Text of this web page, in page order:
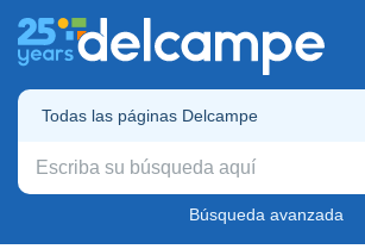
Todas las páginas Delcampe
Búsqueda avanzada